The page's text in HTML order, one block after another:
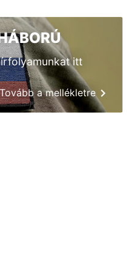
itt
Tovább a mellékletre